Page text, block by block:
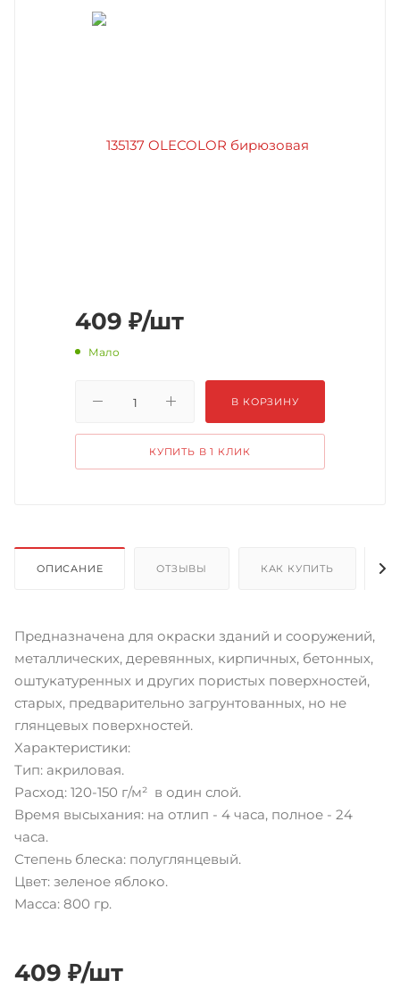
409 ₽/шт
Мало
В КОРЗИНУ
КУПИТЬ В 1 КЛИК
ОПИСАНИЕ ОТЗЫВЫ КАК КУПИТЬ
Предназначена для окраски зданий и сооружений,
металлических, деревянных, кирпичных, бетонных,
оштукатуренных и других пористых поверхностей,
старых, предварительно загрунтованных, но не
глянцевых поверхностей.
Характеристики:
Тип: акриловая.
Расход: 120-150 г/м² в один слой.
Время высыхания: на отлип - 4 часа, полное - 24
часа.
Степень блеска: полуглянцевый.
Цвет: зеленое яблоко.
Масса: 800 гр.
409 ₽/шт